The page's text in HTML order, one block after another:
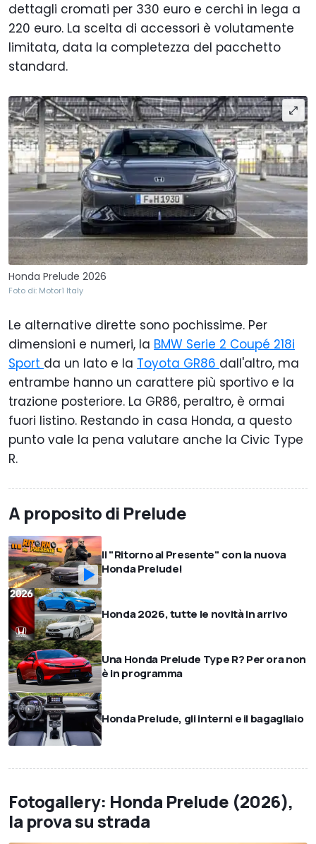
dettagli cromati per 330 euro e cerchi in lega a
220 euro. La scelta di accessori è volutamente
limitata, data la completezza del pacchetto
standard.
Honda Prelude 2026
Foto di: Motor1 Italy
Le alternative dirette sono pochissime. Per
dimensioni e numeri, la BMW Serie 2 Coupé 218i
Sport da un lato e la Toyota GR86 dall'altro, ma
entrambe hanno un carattere più sportivo e la
trazione posteriore. La GR86, peraltro, è ormai
fuori listino. Restando in casa Honda, a questo
punto vale la pena valutare anche la Civic Type
R.
A proposito di Prelude
Il "Ritorno al Presente" con la nuova
Honda Prelude!
Honda 2026, tutte le novità in arrivo
Una Honda Prelude Type R? Per ora non
è in programma
Honda Prelude, gli interni e il bagagliaio
Fotogallery: Honda Prelude (2026),
la prova su strada